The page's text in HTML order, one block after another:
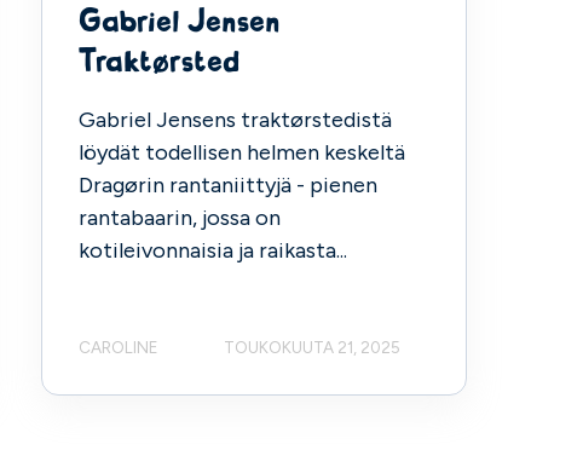
Gabriel Jensen
Traktørsted
Gabriel Jensens traktørstedistä
löydät todellisen helmen keskeltä
Dragørin rantaniittyjä - pienen
rantabaarin, jossa on
kotileivonnaisia ja raikasta...
CAROLINE TOUKOKUUTA 21, 2025